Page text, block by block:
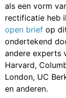
als een vorm
rectificatie heb
open brief op
ondertekend
andere experts
Harvard,
London, UC
en anderen.